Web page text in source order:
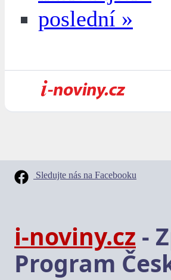
poslední »
Sledujte nás na Facebooku
i-noviny.cz -
Program